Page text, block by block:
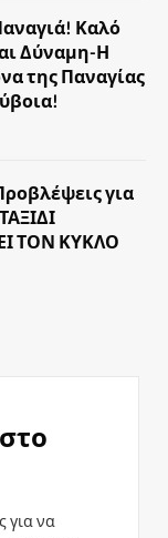
Καλό
Δύναμη-Η
της Παναγίας
για
ΤΟΝ ΚΥΚΛΟ
για να